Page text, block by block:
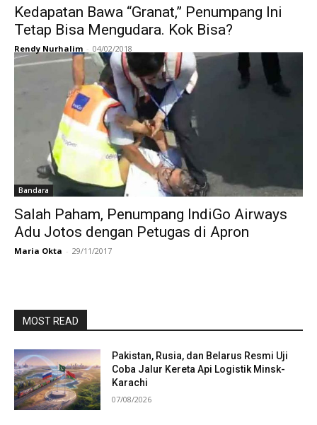
Kedapatan Bawa “Granat,” Penumpang Ini
Tetap Bisa Mengudara. Kok Bisa?
Rendy Nurhalim - 04/02/2018
Bandara
Salah Paham, Penumpang IndiGo Airways
Adu Jotos dengan Petugas di Apron
Maria Okta - 29/11/2017
MOST READ
Pakistan, Rusia, dan Belarus Resmi Uji
Coba Jalur Kereta Api Logistik Minsk-
Karachi
07/08/2026